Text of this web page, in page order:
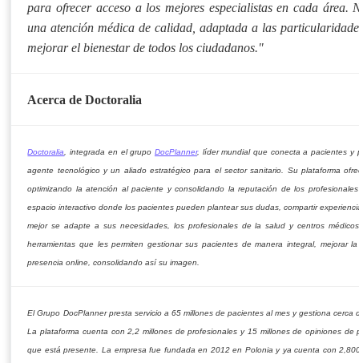
para ofrecer acceso a los mejores especialistas en cada área.
una atención médica de calidad, adaptada a las
mejorar el bienestar de todos los ciudadanos."
Acerca de Doctoralia
Doctoralia , integrada en el grupo DocPlanner, líder mundial que conecta a pacientes y
agente tecnológico y un aliado estratégico para el sector sanitario. Su plataforma
optimizando la atención al paciente y consolidando la reputación de los
espacio interactivo donde los pacientes pueden plantear sus dudas, compartir
mejor se adapte a sus necesidades, los profesionales de la salud y centros
herramientas que les permiten gestionar sus pacientes de manera integral, mejorar
presencia online, consolidando así su imagen.
El Grupo DocPlanner presta servicio a 65 millones de pacientes al mes y gestiona cerca
La plataforma cuenta con 2,2 millones de profesionales y 15 millones de opiniones
que está presente. La empresa fue fundada en 2012 en Polonia y ya cuenta con